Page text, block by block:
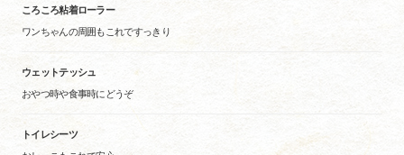
ころころ粘着ローラー
ワンちゃんの周囲もこれですっきり
ウェットテッシュ
おやつ時や食事時にどうぞ
トイレシーツ